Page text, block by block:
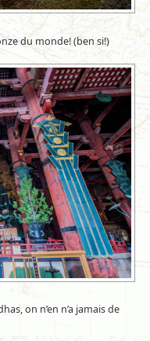
du monde! (ben si!)
on n’en n’a jamais de